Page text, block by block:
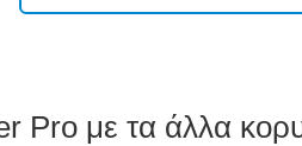
Pro με τα άλλα